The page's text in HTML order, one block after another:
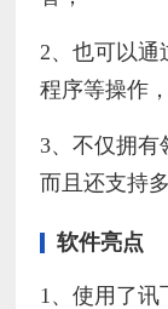
2、也可以通
程序等操作
3、不仅拥有
而且还支持
软件亮点
1、使用了